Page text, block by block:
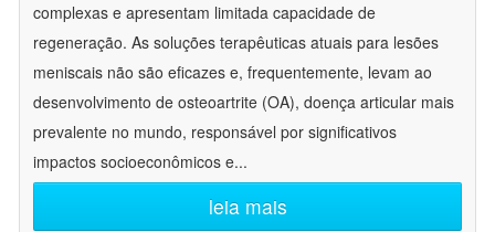
complexas e apresentam limitada capacidade de
regeneração. As soluções terapêuticas atuais para lesões
meniscais não são eficazes e, frequentemente, levam ao
desenvolvimento de osteoartrite (OA), doença articular mais
prevalente no mundo, responsável por significativos
impactos socioeconômicos e...
leia mais